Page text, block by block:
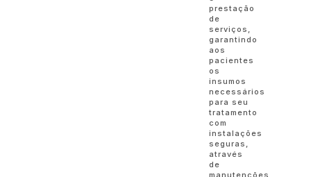
prestação
de
serviços,
garantindo
aos
pacientes
os
insumos
necessários
para seu
tratamento
com
instalações
seguras,
através
de
manutenções